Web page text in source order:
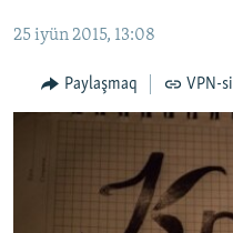
qaytmaq
qaytmaq
CEMİYET
MEDENİYET
İNSAN AQLARI
25 iyün 2015, 13:08
Paylaşmaq VPN-